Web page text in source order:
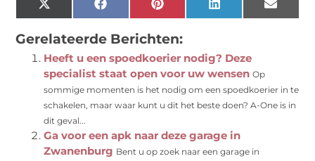
X
(Twitter)
Facebook Pinterest LinkedIn Email
Gerelateerde Berichten:
Heeft u een spoedkoerier nodig? Deze
specialist staat open voor uw wensen Op
sommige momenten is het nodig om een spoedkoerier in te
schakelen, maar waar kunt u dit het beste doen? A-One is in
dit geval...
Ga voor een apk naar deze garage in
Zwanenburg Bent u op zoek naar een garage in